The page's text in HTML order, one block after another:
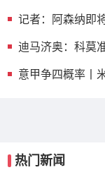
记者：阿森纳即
迪马济奥：科莫
意甲争四概率丨
热门新闻